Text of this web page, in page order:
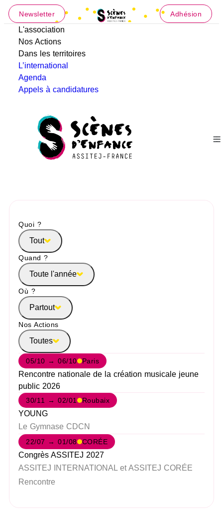
Newsletter Adhésion
L'association
Nos Actions
Dans les territoires
L’international
Agenda
Appels à candidatures
Quoi ?
Tout
Quand ?
Toute l'année
Où ?
Partout
Nos Actions
Toutes
05/10 → 06/10 Paris
Rencontre nationale de la création musicale jeune
public 2026
30/11 → 02/01 Roubaix
YOUNG
Le Gymnase CDCN
22/07 → 01/08 CORÉE
Congrès ASSITEJ 2027
ASSITEJ INTERNATIONAL et ASSITEJ CORÉE
Rencontre